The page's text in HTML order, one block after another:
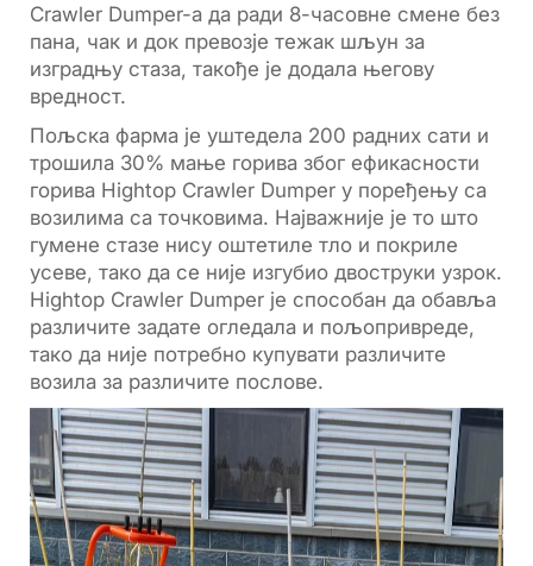
Crawler Dumper-а да ради 8-часовне смене без
пана, чак и док превозје тежак шљун за
изградњу стаза, такође је додала његову
вредност.
Пољска фарма је уштедела 200 радних сати и
трошила 30% мање горива због ефикасности
горива Hightop Crawler Dumper у поређењу са
возилима са точковима. Најважније је то што
гумене стазе нису оштетиле тло и покриле
усеве, тако да се није изгубио двоструки узрок.
Hightop Crawler Dumper је способан да обавља
различите задате огледала и пољопривреде,
тако да није потребно купувати различите
возила за различите послове.